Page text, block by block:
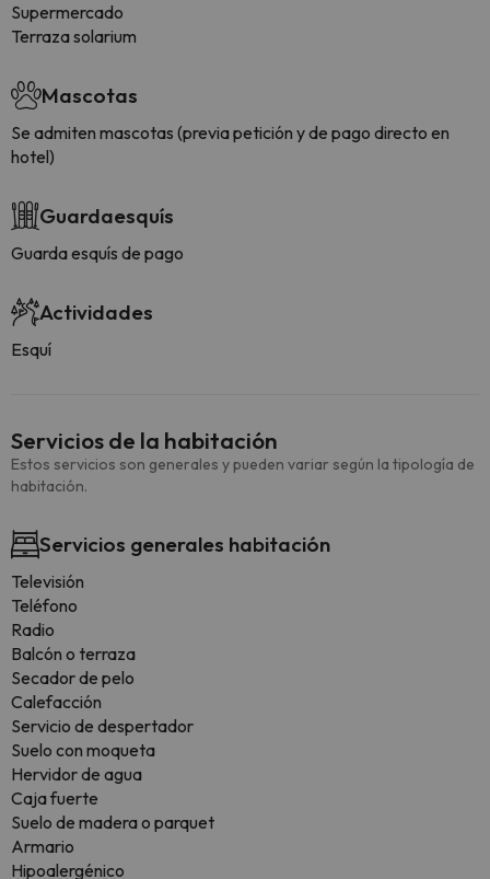
Supermercado
Terraza solarium
Mascotas
Se admiten mascotas (previa petición y de pago directo en
hotel)
Guardaesquís
Guarda esquís de pago
Actividades
Esquí
Servicios de la habitación
Estos servicios son generales y pueden variar según la tipología de
habitación.
Servicios generales habitación
Televisión
Teléfono
Radio
Balcón o terraza
Secador de pelo
Calefacción
Servicio de despertador
Suelo con moqueta
Hervidor de agua
Caja fuerte
Suelo de madera o parquet
Armario
Hipoalergénico